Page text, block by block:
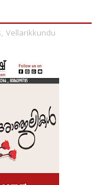
, Vellarikkundu